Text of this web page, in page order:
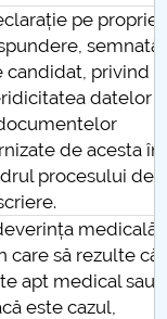
pe proprie
semnată
candidat, privind
datelor
de acesta în
procesului de
medicală
care să rezulte că
apt medical sau,
este cazul,